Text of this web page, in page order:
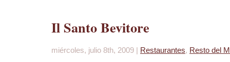
Il Santo Bevitore
miércoles, julio 8th, 2009 | Restaurantes, Resto del